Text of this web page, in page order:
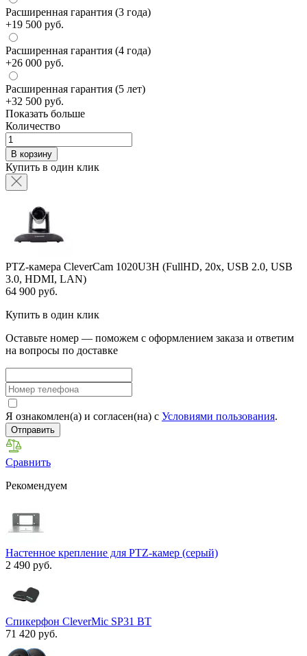
Расширенная гарантия (3 года)
+19 500 руб.
Расширенная гарантия (4 года)
+26 000 руб.
Расширенная гарантия (5 лет)
+32 500 руб.
Показать больше
Количество
В корзину
Купить в один клик
PTZ-камера CleverCam 1020U3H (FullHD, 20x, USB 2.0, USB
3.0, HDMI, LAN)
64 900 руб.
Купить в один клик
Оставьте номер — поможем с оформлением заказа и ответим
на вопросы по доставке
Я ознакомлен(а) и согласен(на) с Условиями пользования.
Отправить
Сравнить
Рекомендуем
Настенное крепление для PTZ-камер (серый)
2 490 руб.
Спикерфон CleverMic SP31 BT
71 420 руб.